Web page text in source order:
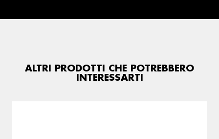
ALTRI PRODOTTI CHE POTREBBERO
INTERESSARTI